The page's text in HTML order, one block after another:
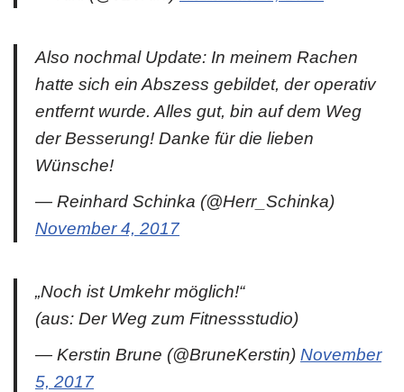
Also nochmal Update: In meinem Rachen
hatte sich ein Abszess gebildet, der operativ
entfernt wurde. Alles gut, bin auf dem Weg
der Besserung! Danke für die lieben
Wünsche!
— Reinhard Schinka (@Herr_Schinka)
November 4, 2017
„Noch ist Umkehr möglich!“
(aus: Der Weg zum Fitnessstudio)
— Kerstin Brune (@BruneKerstin) November
5, 2017